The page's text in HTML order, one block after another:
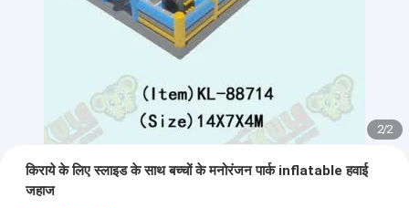
2/2
किराये के लिए स्लाइड के साथ बच्चों के मनोरंजन पार्क inflatable हवाई
जहाज